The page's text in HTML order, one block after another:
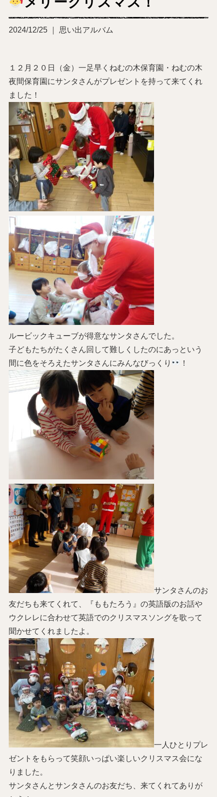
2024/12/25 ｜ 思い出アルバム
１２月２０日（金）一足早くねむの木保育園・ねむの木
夜間保育園にサンタさんがプレゼントを持って来てくれ
ました！
ルービックキューブが得意なサンタさんでした。
子どもたちがたくさん回して難しくしたのにあっという
間に色をそろえたサンタさんにみんなびっくり
！
サンタさんのお
友だちも来てくれて、『ももたろう』の英語版のお話や
ウクレレに合わせて英語でのクリスマスソングを歌って
聞かせてくれましたよ。
一人ひとりプレ
ゼントをもらって笑顔いっぱい楽しいクリスマス会にな
りました。
サンタさんとサンタさんのお友だち、来てくれてありが